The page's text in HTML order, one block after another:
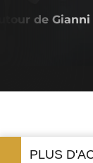
de
PLUS